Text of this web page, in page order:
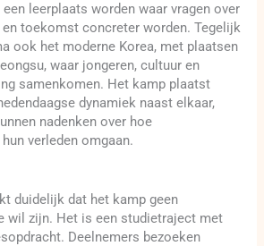
leerplaats worden waar vragen over
toekomst concreter worden. Tegelijk
ook het moderne Korea, met plaatsen
waar jongeren, cultuur en
samenkomen. Het kamp plaatst
dynamiek naast elkaar,
nadenken over hoe
verleden omgaan.
duidelijk dat het kamp geen
wil zijn. Het is een studietraject met
Deelnemers bezoeken